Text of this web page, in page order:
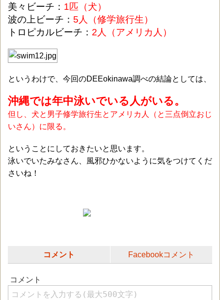
美々ビーチ： 1匹（犬）
波の上ビーチ： 5人（修学旅行生）
トロピカルビーチ： 2人（アメリカ人）
というわけで、今回のDEEokinawa調べの結論としては、
沖縄では年中泳いでいる人がいる。
但し、犬と男子修学旅行生とアメリカ人（と三点倒立おじ
いさん）に限る。
ということにしておきたいと思います。
泳いでいたみなさん、風邪ひかないように気をつけてくだ
さいね！
コメント Facebookコメント